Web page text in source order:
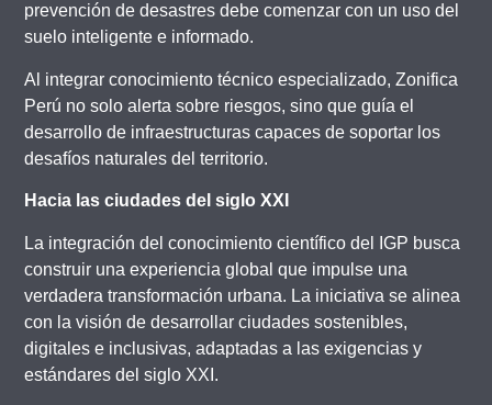
prevención de desastres debe comenzar con un uso del
suelo inteligente e informado.
Al integrar conocimiento técnico especializado, Zonifica
Perú no solo alerta sobre riesgos, sino que guía el
desarrollo de infraestructuras capaces de soportar los
desafíos naturales del territorio.
Hacia las ciudades del siglo XXI
La integración del conocimiento científico del IGP busca
construir una experiencia global que impulse una
verdadera transformación urbana. La iniciativa se alinea
con la visión de desarrollar ciudades sostenibles,
digitales e inclusivas, adaptadas a las exigencias y
estándares del siglo XXI.